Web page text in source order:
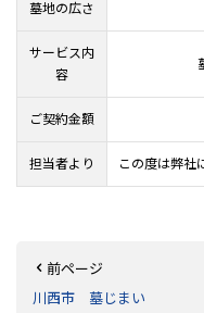
墓地の広さ
サービス内
容
ご契約金額
担当者より この度は弊社
前ページ
川西市 墓じまい